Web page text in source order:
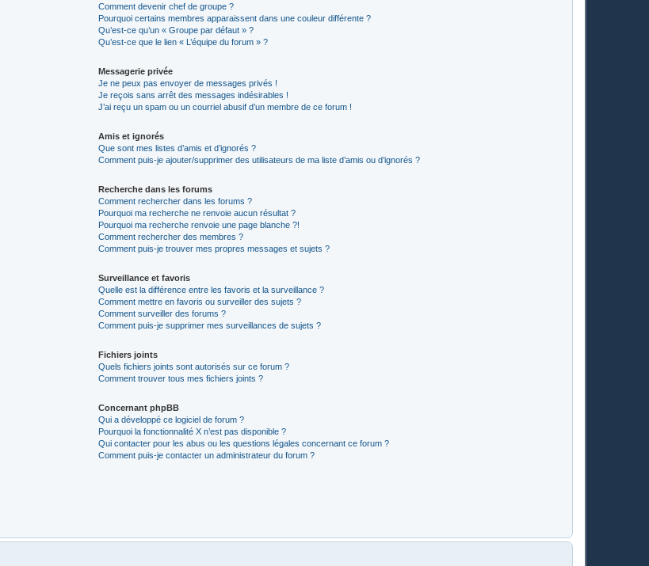
Comment devenir chef de groupe ?
Pourquoi certains membres apparaissent dans une couleur différente ?
Qu’est-ce qu’un « Groupe par défaut » ?
Qu’est-ce que le lien « L’équipe du forum » ?
Messagerie privée
Je ne peux pas envoyer de messages privés !
Je reçois sans arrêt des messages indésirables !
J’ai reçu un spam ou un courriel abusif d’un membre de ce forum !
Amis et ignorés
Que sont mes listes d’amis et d’ignorés ?
Comment puis-je ajouter/supprimer des utilisateurs de ma liste d’amis ou d’ignorés ?
Recherche dans les forums
Comment rechercher dans les forums ?
Pourquoi ma recherche ne renvoie aucun résultat ?
Pourquoi ma recherche renvoie une page blanche ?!
Comment rechercher des membres ?
Comment puis-je trouver mes propres messages et sujets ?
Surveillance et favoris
Quelle est la différence entre les favoris et la surveillance ?
Comment mettre en favoris ou surveiller des sujets ?
Comment surveiller des forums ?
Comment puis-je supprimer mes surveillances de sujets ?
Fichiers joints
Quels fichiers joints sont autorisés sur ce forum ?
Comment trouver tous mes fichiers joints ?
Concernant phpBB
Qui a développé ce logiciel de forum ?
Pourquoi la fonctionnalité X n’est pas disponible ?
Qui contacter pour les abus ou les questions légales concernant ce forum ?
Comment puis-je contacter un administrateur du forum ?